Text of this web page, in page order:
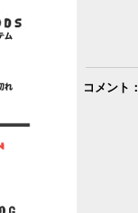
コメント：